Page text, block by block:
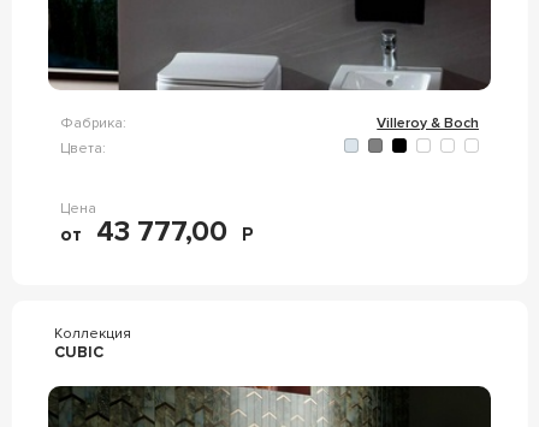
Фабрика:
Villeroy & Boch
Цвета:
Цена
от 43 777,00 Р
Коллекция
CUBIC